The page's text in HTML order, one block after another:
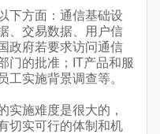
方面：通信基础设
、交易数据、用户信
政府若要求访问通信
门的批准；IT产品和服
工实施背景调查等。
施难度是很大的，
切实可行的体制和机